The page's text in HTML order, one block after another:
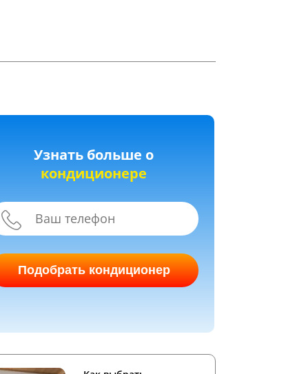
Узнать больше о
кондиционере
Подобрать кондиционер